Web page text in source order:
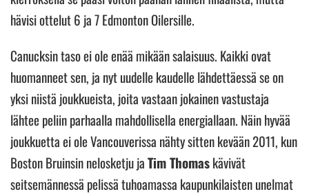
hävisi ottelut 6 ja 7 Edmonton Oilersille.
Canucksin taso ei ole enää mikään salaisuus. Kaikki ovat
huomanneet sen, ja nyt uudelle kaudelle lähdettäessä se on
yksi niistä joukkueista, joita vastaan jokainen vastustaja
lähtee peliin parhaalla mahdollisella energiallaan. Näin hyvää
joukkuetta ei ole Vancouverissa nähty sitten kevään 2011, kun
Boston Bruinsin nelosketju jaTim Thomaskävivät
seitsemännessä pelissä tuhoamassa kaupunkilaisten unelmat